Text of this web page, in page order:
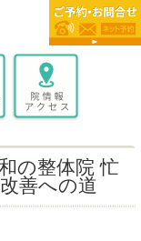
の整体院 忙
善への道